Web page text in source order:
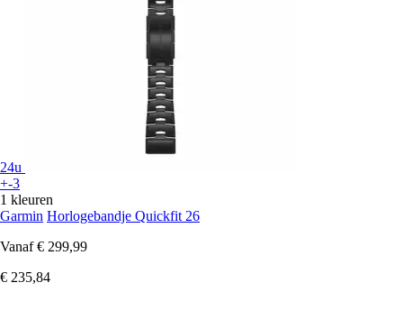
24u
+-3
1 kleuren
Garmin Horlogebandje Quickfit 26
Vanaf € 299,99
€ 235,84